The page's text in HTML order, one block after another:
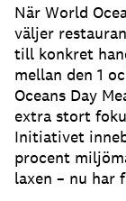
När World
väljer
till konkret
mellan den 1
Oceans Day
extra stort
Initiativet
procent
laxen – nu har